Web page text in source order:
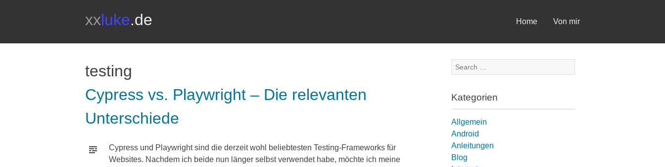
xxluke.de
content
Home Von mir
testing
Cypress vs. Playwright – Die relevanten
Unterschiede
Cypress und Playwright sind die derzeit wohl beliebtesten Testing-Frameworks für
Websites. Nachdem ich beide nun länger selbst verwendet habe, möchte ich meine
Search
for:
Kategorien
Allgemein
Android
Anleitungen
Blog